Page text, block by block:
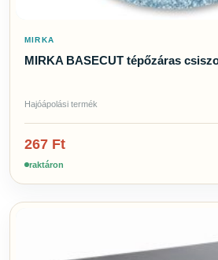
MIRKA
MIRKA BASECUT tépőzáras
Hajóápolási termék
267 Ft
raktáron